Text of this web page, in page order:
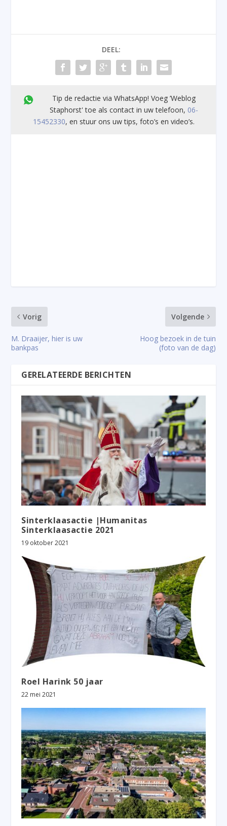
DEEL:
Tip de redactie via WhatsApp! Voeg ’Weblog
Staphorst' toe als contact in uw telefoon, 06-
15452330, en stuur ons uw tips, foto’s en video’s.
Vorig
M. Draaijer, hier is uw
bankpas
Volgende
Hoog bezoek in de tuin
(foto van de dag)
GERELATEERDE BERICHTEN
Sinterklaasactie |Humanitas
Sinterklaasactie 2021
19 oktober 2021
Roel Harink 50 jaar
22 mei 2021